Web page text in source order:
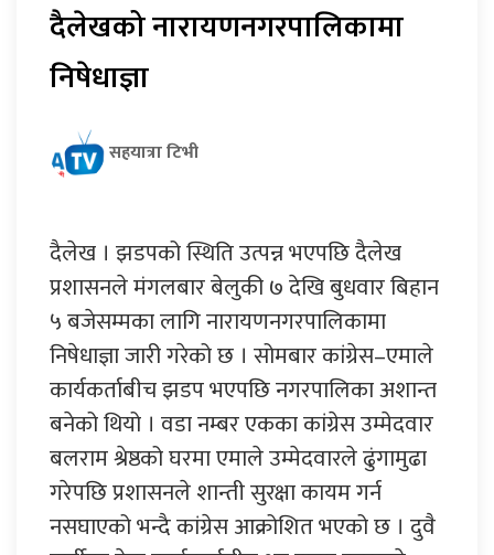
दैलेखको नारायणनगरपालिकामा
निषेधाज्ञा
सहयात्रा टिभी
दैलेख । झडपको स्थिति उत्पन्न भएपछि दैलेख
प्रशासनले मंगलबार बेलुकी ७ देखि बुधवार बिहान
५ बजेसम्मका लागि नारायणनगरपालिकामा
निषेधाज्ञा जारी गरेको छ । सोमबार कांग्रेस–एमाले
कार्यकर्ताबीच झडप भएपछि नगरपालिका अशान्त
बनेको थियो । वडा नम्बर एकका कांग्रेस उम्मेदवार
बलराम श्रेष्ठको घरमा एमाले उम्मेदवारले ढुंगामुढा
गरेपछि प्रशासनले शान्ती सुरक्षा कायम गर्न
नसघाएको भन्दै कांग्रेस आक्रोशित भएको छ । दुवै